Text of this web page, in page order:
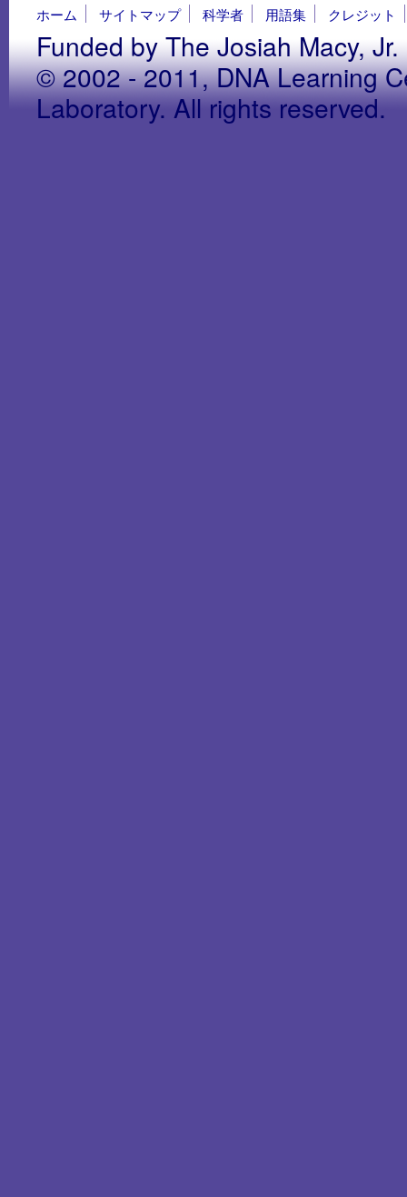
ホーム サイトマップ 科学者 用語集 クレジット
Funded by The Josiah Macy,
© 2002 - 2011, DNA Learning
Laboratory. All rights reserved.